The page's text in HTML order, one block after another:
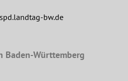
bw.de
Baden-Württemberg